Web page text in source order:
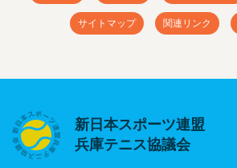
サイトマップ 関連リンク
新日本スポーツ連盟
兵庫テニス協議会